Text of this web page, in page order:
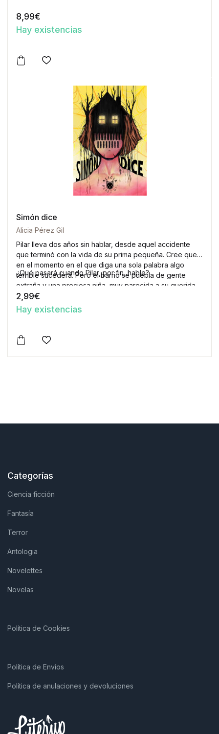
8,99€
Hay existencias
Este producto tiene múltiples variantes. Las
Añadir a la lista de deseos
Simón dice
Alicia Pérez Gil
Pilar lleva dos años sin hablar, desde aquel accidente
que terminó con la vida de su prima pequeña. Cree que
en el momento en el que diga una sola palabra algo
terrible sucederá. Pero el barrio se puebla de gente
extraña y una preciosa niña, muy parecida a su querida
Susi, necesita su ayuda.
¿Qué pasará cuando Pilar, por fin, hable?
2,99€
Hay existencias
Este producto tiene múltiples variantes. Las
Añadir a la lista de deseos
Categorías
Ciencia ficción
Fantasía
Terror
Antologia
Novelettes
Novelas
Política de Cookies
Política de Envíos
Política de anulaciones y devoluciones